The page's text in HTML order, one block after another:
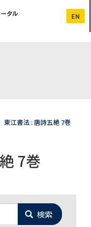
EN
東江書法 : 唐詩五絶 7巻
7巻
検索